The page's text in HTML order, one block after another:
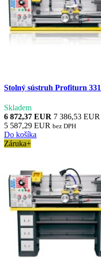
Stolný sústruh Profiturn
Skladem
6 872,37 EUR 7 386,53 EUR
5 587,29 EUR bez DPH
Do košíka
Záruka+